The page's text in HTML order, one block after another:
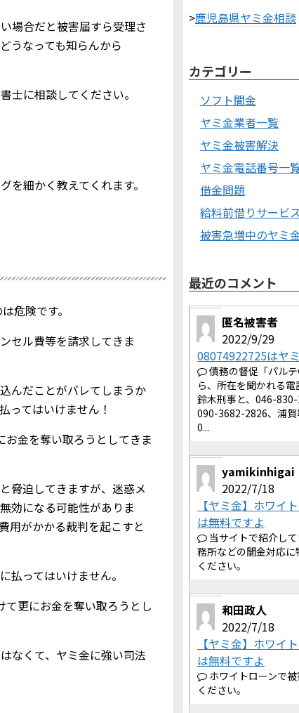
場合だと被害届すら受理さ
うなっても知らんから
士に相談してください。
細かく教えてくれます。
危険です。
セル費等を請求してきま
んだことがバレてしまうか
ってはいけません！
金を奪い取ろうとしてきま
脅迫してきますが、迷惑メ
効になる可能性がありま
用がかかる裁判を起こすと
払ってはいけません。
更にお金を奪い取ろうとし
なくて、ヤミ金に強い司法
>鹿児島県ヤミ金相談
カテゴリー
ソフト闇金
ヤミ金業者一覧
ヤミ金被害解決
ヤミ金電話番号一
借金問題
給料前借りサービ
被害急増中のヤミ
最近のコメント
匿名被害者
2022/9/29
08074922725はヤ
債務の督促「パル
ら、所在を聞かれる
鈴木刑事と、046-
090-3682-2826、浦
0...
yamikinhigai
2022/7/18
【ヤミ金】ホワイ
は無料ですよ
当サイトで紹介し
務所などの闇金対応
ください。
和田政人
2022/7/18
【ヤミ金】ホワイ
は無料ですよ
ホワイトローンで
ください。